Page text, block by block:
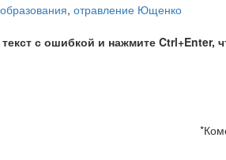
, отравление Ющенко
с ошибкой и нажмите Ctrl+Enter,
*